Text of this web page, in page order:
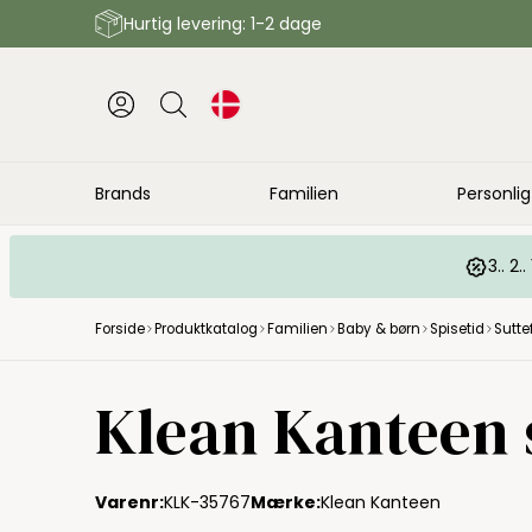
Hurtig levering: 1-2 dage
Brands Familien
3..
Forside Produktkatalog Familien Baby & børn Spisetid
Klean
Varenr:KLK-35767Mærke:Klean Kanteen